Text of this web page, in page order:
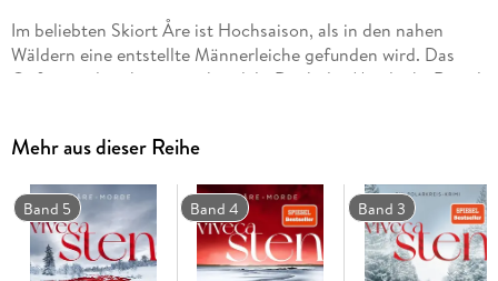
Im beliebten Skiort Åre ist Hochsaison, als in den nahen
Wäldern eine entstellte Männerleiche gefunden wird. Das
Opfer wurde schwer misshandelt. Doch der Mord gibt Rätsel
Nachbardorf Rebecka, die junge Ehefrau von Pastor
unter Druck. Rebecka ist schwanger. Und sie braucht
Medikamente . . .
»Bestsellerautorin Sten hält bei viel Schnee und Temperaturen um
Mehr aus dieser Reihe
Band 5 Band 4 Band 3